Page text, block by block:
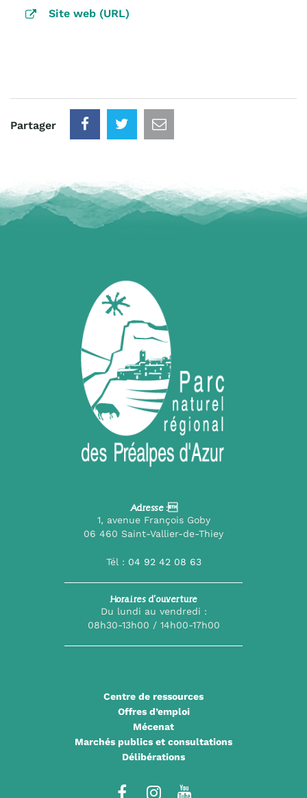
Site web (URL)
Partager
Adresse :
1, avenue François Goby
06 460 Saint-Vallier-de-Thiey
Tél : 04 92 42 08 63
Horaires d’ouverture
Du lundi au vendredi :
08h30-13h00 / 14h00-17h00
Centre de ressources
Offres d’emploi
Mécenat
Marchés publics et consultations
Délibérations
Lien
Lien